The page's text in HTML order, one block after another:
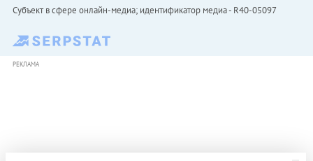
Субъект в сфере онлайн-медиа; идентификатор медиа - R40-05097
РЕКЛАМА